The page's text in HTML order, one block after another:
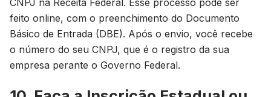
CNPJ na Receita Federal. Esse processo pode ser
feito online, com o preenchimento do Documento
Básico de Entrada (DBE). Após o envio, você recebe
o número do seu CNPJ, que é o registro da sua
empresa perante o Governo Federal.